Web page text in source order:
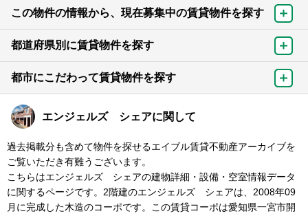
この物件の情報から、現在募集中の賃貸物件を探す
都道府県別に賃貸物件を探す
都市にこだわって賃貸物件を探す
エンジェルズ シェアに関して
過去掲載分も含めて物件を探せるエイブル賃貸不動産アーカイブを
ご覧いただき有難うございます。
こちらはエンジェルズ シェアの建物詳細・設備・空室情報データ
に関するページです。2階建のエンジェルズ シェアは、2008年09
月に完成した木造のコーポです。この賃貸コーポは愛知県一宮市開